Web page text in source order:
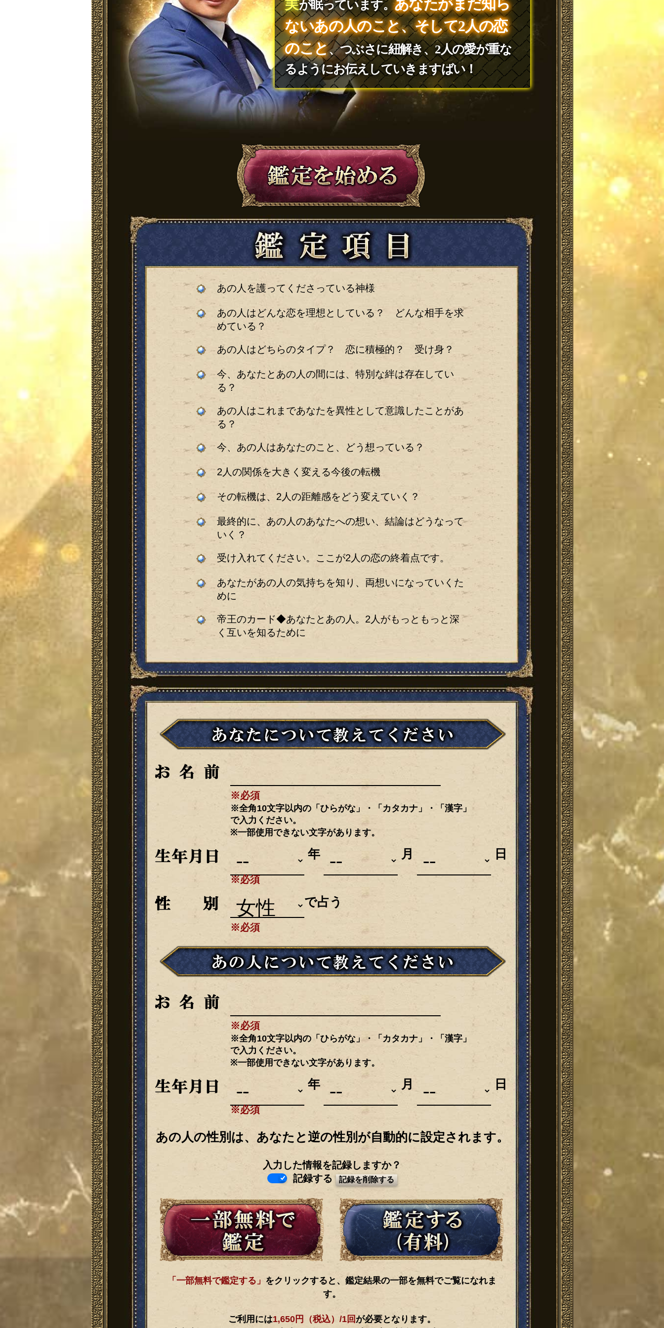
実が眠っています。あなたがまだ知ら
ないあの人のこと、そして2人の恋
のこと、つぶさに紐解き、2人の愛が重な
るようにお伝えしていきますばい！
あの人を護ってくださっている神様
あの人はどんな恋を理想としている？ どんな相手を求
めている？
あの人はどちらのタイプ？ 恋に積極的？ 受け身？
今、あなたとあの人の間には、特別な絆は存在してい
る？
あの人はこれまであなたを異性として意識したことがあ
る？
今、あの人はあなたのこと、どう想っている？
2人の関係を大きく変える今後の転機
その転機は、2人の距離感をどう変えていく？
最終的に、あの人のあなたへの想い、結論はどうなって
いく？
受け入れてください。ここが2人の恋の終着点です。
あなたがあの人の気持ちを知り、両想いになっていくた
めに
帝王のカード◆あなたとあの人。2人がもっともっと深
く互いを知るために
※必須
※全角10文字以内の「ひらがな」・「カタカナ」・「漢字」
で入力ください。
※一部使用できない文字があります。
年 月 日
※必須
で占う
※必須
※必須
※全角10文字以内の「ひらがな」・「カタカナ」・「漢字」
で入力ください。
※一部使用できない文字があります。
年 月 日
※必須
あの人の性別は、あなたと逆の性別が自動的に設定されます。
入力した情報を記録しますか？
記録する
「一部無料で鑑定する」 をクリックすると、鑑定結果の一部を無料でご覧になれま
す。
ご利用には1,650円（税込）/1回が必要となります。